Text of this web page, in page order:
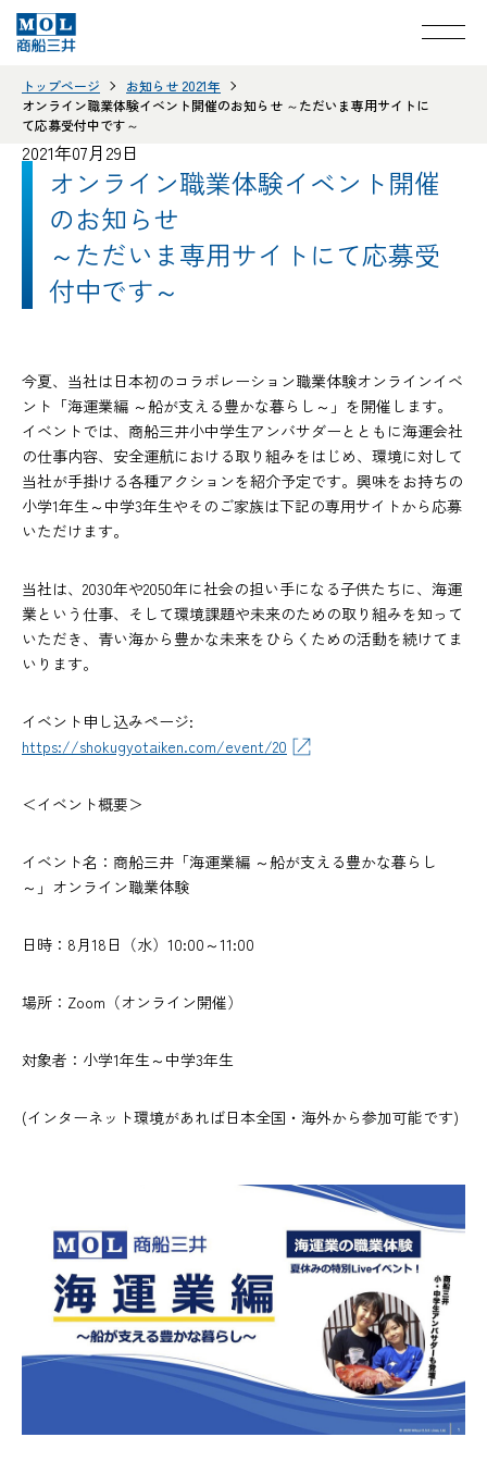
トップページ
お知らせ 2021年
オンライン職業体験イベント開催のお知らせ ～ただいま専用サイトに
て応募受付中です～
2021年07月29日
オンライン職業体験イベント開催
のお知らせ
～ただいま専用サイトにて応募受
付中です～
今夏、当社は日本初のコラボレーション職業体験オンラインイベ
ント「海運業編 ～船が支える豊かな暮らし～」を開催します。
イベントでは、商船三井小中学生アンバサダーとともに海運会社
の仕事内容、安全運航における取り組みをはじめ、環境に対して
当社が手掛ける各種アクションを紹介予定です。興味をお持ちの
小学1年生～中学3年生やそのご家族は下記の専用サイトから応募
いただけます。
当社は、2030年や2050年に社会の担い手になる子供たちに、海運
業という仕事、そして環境課題や未来のための取り組みを知って
いただき、青い海から豊かな未来をひらくための活動を続けてま
いります。
イベント申し込みページ:
https://shokugyotaiken.com/event/20
＜イベント概要＞
イベント名：商船三井「海運業編 ～船が支える豊かな暮らし
～」オンライン職業体験
日時：8月18日（水）10:00～11:00
場所：Zoom（オンライン開催）
対象者：小学1年生～中学3年生
(インターネット環境があれば日本全国・海外から参加可能です)